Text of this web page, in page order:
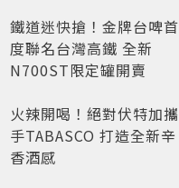
鐵道迷快搶！金牌台啤首
度聯名台灣高鐵 全新
N700ST限定罐開賣
火辣開喝！絕對伏特加攜
手TABASCO 打造全新辛
香酒感